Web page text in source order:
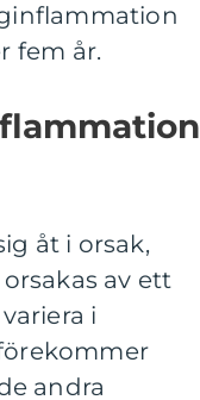
fem år.
åt i orsak,
av ett
i
andra